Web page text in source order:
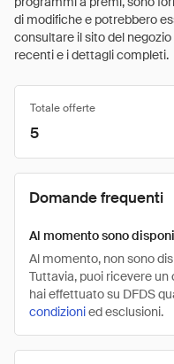
di modifiche e potrebbero
consultare il sito del
recenti e i dettagli completi.
Totale offerte
5
Domande frequenti
Al momento sono
Al momento, non sono
Tuttavia, puoi ricevere
hai effettuato su DFDS
condizionied esclusioni.